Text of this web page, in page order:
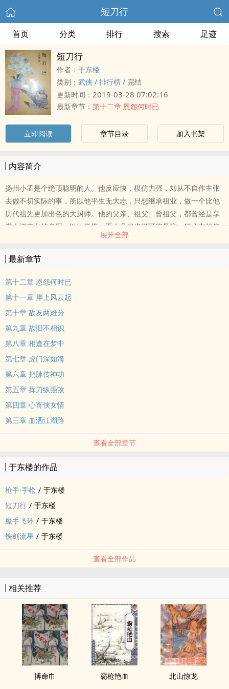
短刀行
首页 分类 排行 搜索 足迹
短刀行
作者： 于东楼
类别： 武侠 / 排行榜 / 完结
更新时间： 2019-03-28 07:02:16
最新章节： 第十二章 恩怨何时已
立即阅读 章节目录 加入书架
内容简介
扬州小孟是个绝顶聪明的人。他反应快，模仿力强，却从不自作主张
去做不切实际的事，所以他平生无大志，只想继承祖业，做一个比他
历代祖先更加出色的大厨师。他的父亲、祖父、曾祖父，都曾经是享
誉大江南北的名厨，以此类推，再上几代也极可能是这一行业中的佼
佼者。由于他在这一行业中的显赫家世，当他父亲过世之后，他很顺
整整苦修了十年才出师，十年的日子虽不算短，但他却绝对是众多同
门中学艺最短、出师最快的人。
展开全部
最新章节
第十二章 恩怨何时已
第十一章 岸上风云起
第十章 敌友两难分
第九章 故旧不相识
第八章 相逢在梦中
第七章 虎门深如海
第六章 把脉传神功
第五章 挥刀纵强敌
第四章 心寄侠女情
第三章 血洒江湖路
查看全部章节
于东楼的作品
枪手·手枪 / 于东楼
短刀行 / 于东楼
魔手飞环 / 于东楼
铁剑流星 / 于东楼
查看全部作品
相关推荐
搏命巾 霸枪艳血 北山惊龙